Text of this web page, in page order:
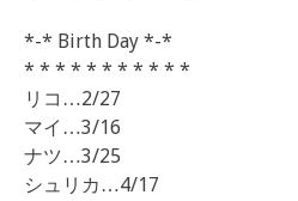
*-* Birth Day *-*
* * * * * * * * * * *
リコ…2/27
マイ…3/16
ナツ…3/25
シュリカ…4/17